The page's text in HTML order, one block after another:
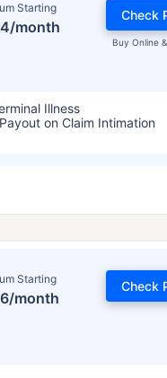
Starting
month
Buy Online
Check
Illness
on Claim Intimation
Starting
month
Check
34 సంవత్సరాలు